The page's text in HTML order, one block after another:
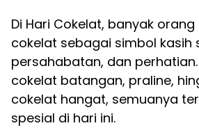
Di Hari Cokelat, banyak
cokelat sebagai simbol kasih
persahabatan, dan
cokelat batangan, praline,
cokelat hangat, semuanya
spesial di hari ini.